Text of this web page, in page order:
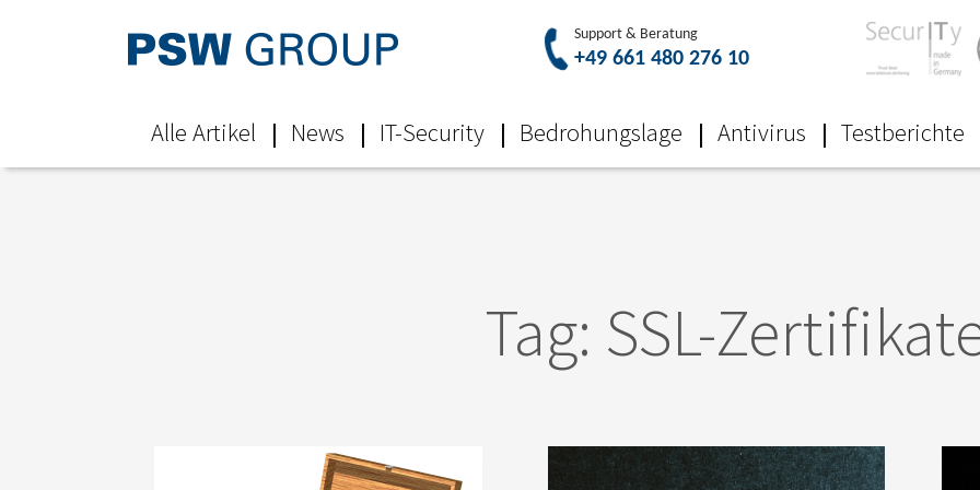
Alle Artikel News IT-Security Bedrohungslage Antivirus Testberichte
Tag: SSL-